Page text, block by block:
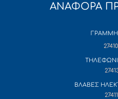
ΑΝΑΦΟΡΑ
ΒΛΑΒΕΣ